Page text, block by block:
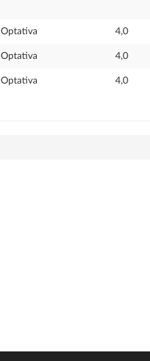
Optativa 4,0
Optativa 4,0
Optativa 4,0